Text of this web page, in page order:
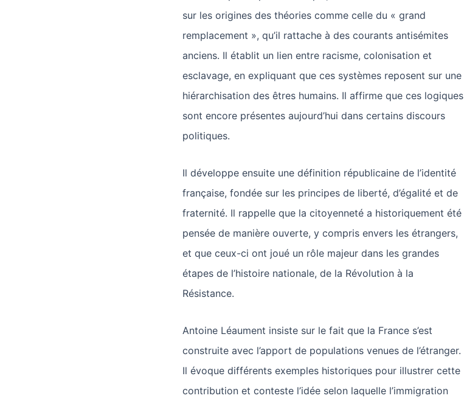
sur les origines des théories comme celle du « grand
remplacement », qu’il rattache à des courants antisémites
anciens. Il établit un lien entre racisme, colonisation et
esclavage, en expliquant que ces systèmes reposent sur une
hiérarchisation des êtres humains. Il affirme que ces logiques
sont encore présentes aujourd’hui dans certains discours
politiques.
Il développe ensuite une définition républicaine de l’identité
française, fondée sur les principes de liberté, d’égalité et de
fraternité. Il rappelle que la citoyenneté a historiquement été
pensée de manière ouverte, y compris envers les étrangers,
et que ceux-ci ont joué un rôle majeur dans les grandes
étapes de l’histoire nationale, de la Révolution à la
Résistance.
Antoine Léaument insiste sur le fait que la France s’est
construite avec l’apport de populations venues de l’étranger.
Il évoque différents exemples historiques pour illustrer cette
contribution et conteste l’idée selon laquelle l’immigration